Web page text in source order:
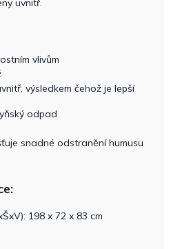
uvnitř.
vlivům
výsledkem čehož je lepší
odpad
snadné odstranění humusu
198 x 72 x 83 cm